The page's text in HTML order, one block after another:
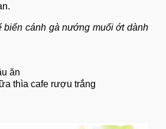
biến cánh gà nướng muối ớt dành
ăn
thìa cafe rượu trắng